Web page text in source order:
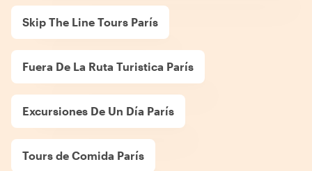
Skip The Line Tours París
Fuera De La Ruta Turistica París
Excursiones De Un Día París
Tours de Comida París